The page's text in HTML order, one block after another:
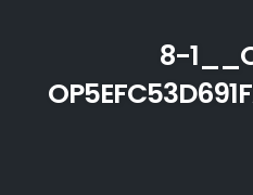
8-